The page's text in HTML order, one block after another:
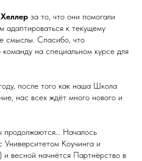
за то, что они помогали
адаптироваться к текущему
смыслы. Спасибо, что
на специальном курсе для
после того как наша Школа
нас всех ждёт много нового и
Началось
Университетом Коучинга и
весной начнётся Партнёрство в